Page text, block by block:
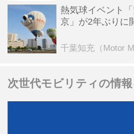
熱気球イベント
京」が2年ぶりに
ンテンツも
千葉知充（Motor
次世代モビリティの情